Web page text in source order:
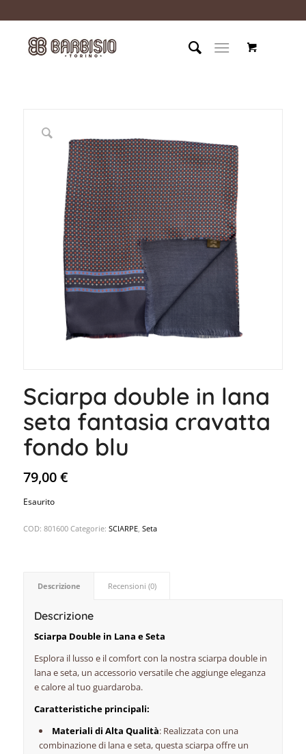
Sciarpa double in lana
seta fantasia cravatta
fondo blu
79,00€
Esaurito
COD: 801600 Categorie: SCIARPE, Seta
Descrizione Recensioni (0)
Descrizione
Sciarpa Double in Lana e Seta
Esplora il lusso e il comfort con la nostra sciarpa double in
lana e seta, un accessorio versatile che aggiunge eleganza
e calore al tuo guardaroba.
Caratteristiche principali:
Materiali di Alta Qualità: Realizzata con una
combinazione di lana e seta, questa sciarpa offre un